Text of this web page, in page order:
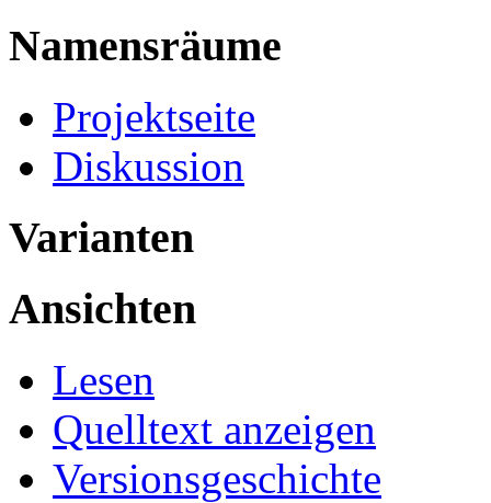
Namensräume
Projektseite
Diskussion
Varianten
Ansichten
Lesen
Quelltext anzeigen
Versionsgeschichte